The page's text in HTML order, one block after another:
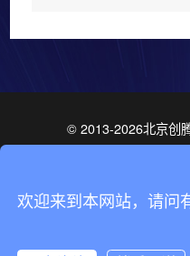
© 2013-2026北京创
ISO27001信
欢迎来到本网站，请问